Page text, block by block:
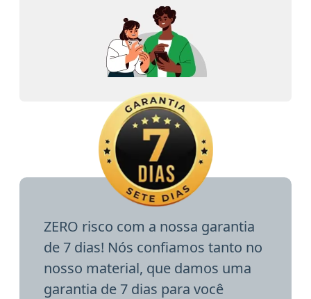
ZERO risco com a nossa garantia
de 7 dias! Nós confiamos tanto no
nosso material, que damos uma
garantia de 7 dias para você